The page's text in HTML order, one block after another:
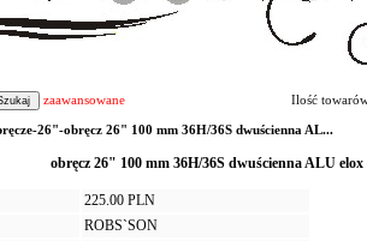
zaawansowane Ilość
26"-obręcz 26" 100 mm 36H/36S dwuścienna AL...
obręcz 26" 100 mm 36H/36S dwuścienna ALU
225.00 PLN
ROBS`SON